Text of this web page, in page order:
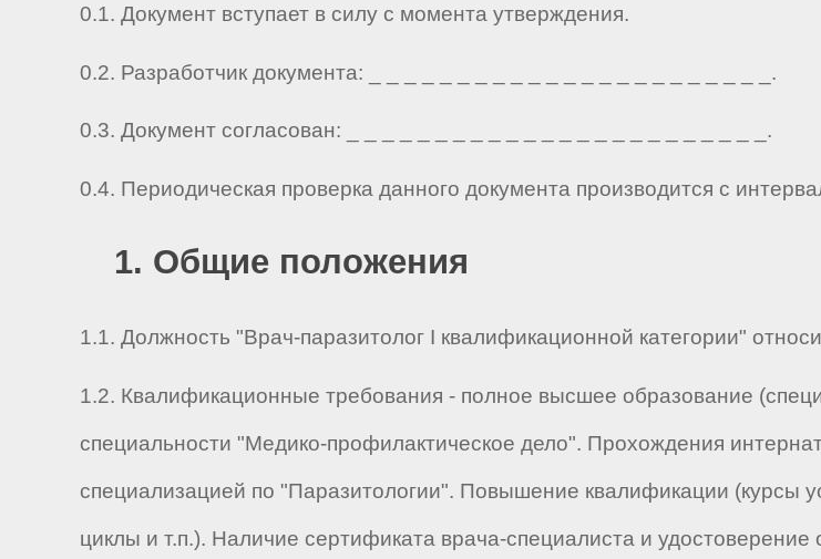
0.1. Документ вступает в силу с момента утверждения.
0.2. Разработчик документа: _ _ _ _ _ _ _ _ _ _ _ _ _ _ _ _ _ _ _ _ _ _ _.
0.3. Документ согласован: _ _ _ _ _ _ _ _ _ _ _ _ _ _ _ _ _ _ _ _ _ _ _ _.
0.4. Периодическая проверка данного документа производится с
1. Общие положения
1.1. Должность "Врач-паразитолог I квалификационной категории"
1.2. Квалификационные требования - полное высшее образование
специальности "Медико-профилактическое дело". Прохождения
специализацией по "Паразитологии". Повышение квалификации (курсы
циклы и т.п.). Наличие сертификата врача-специалиста и